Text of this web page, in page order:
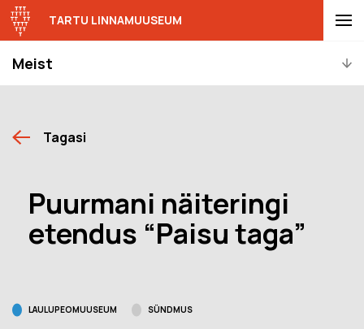
Meist
TARTU LINNAMUUSEUM
Tagasi
Puurmani näiteringi
etendus “Paisu taga”
LAULUPEOMUUSEUM SÜNDMUS